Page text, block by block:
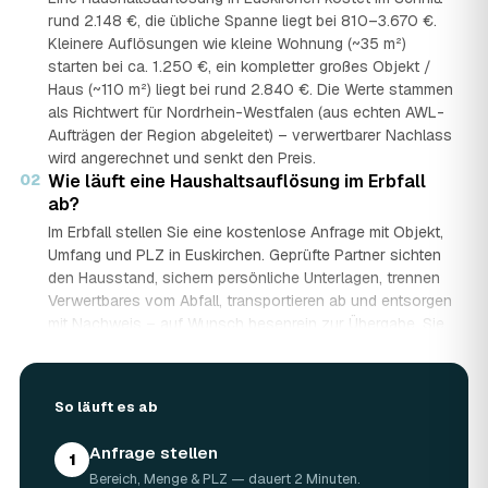
rund 2.148 €, die übliche Spanne liegt bei 810–3.670 €.
Kleinere Auflösungen wie kleine Wohnung (~35 m²)
starten bei ca. 1.250 €, ein kompletter großes Objekt /
Haus (~110 m²) liegt bei rund 2.840 €. Die Werte stammen
als Richtwert für Nordrhein-Westfalen (aus echten AWL-
Aufträgen der Region abgeleitet) – verwertbarer Nachlass
wird angerechnet und senkt den Preis.
02 Wie läuft eine Haushaltsauflösung im Erbfall
ab?
Im Erbfall stellen Sie eine kostenlose Anfrage mit Objekt,
Umfang und PLZ in Euskirchen. Geprüfte Partner sichten
den Hausstand, sichern persönliche Unterlagen, trennen
Verwertbares vom Abfall, transportieren ab und entsorgen
mit Nachweis – auf Wunsch besenrein zur Übergabe. Sie
Ruhe, gerade wenn mehrere Erben beteiligt sind.
angerechnet?
Ja. Antiquitäten, Möbel, Schmuck und ganze Sammlungen
aus dem Nachlass werden fachkundig begutachtet und
So läuft es ab
1 Anfrage stellen
Bereich, Menge & PLZ — dauert 2 Minuten.